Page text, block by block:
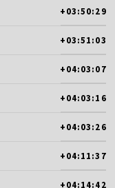
+03:50:29
+03:51:03
+04:03:07
+04:03:16
+04:03:26
+04:11:37
+04:14:42